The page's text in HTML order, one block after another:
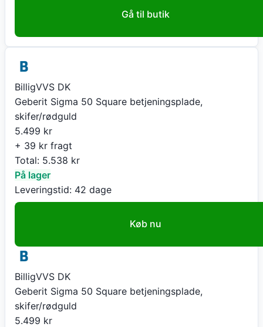
Gå til butik
BilligVVS DK
Geberit Sigma 50 Square betjeningsplade,
skifer/rødguld
5.499 kr
+ 39 kr fragt
Total: 5.538 kr
På lager
Leveringstid: 42 dage
Køb nu
BilligVVS DK
Geberit Sigma 50 Square betjeningsplade,
skifer/rødguld
5.499 kr